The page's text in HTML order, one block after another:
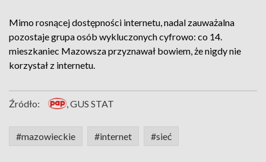
Mimo rosnącej dostępności internetu, nadal zauważalna
pozostaje grupa osób wykluczonych cyfrowo: co 14.
mieszkaniec Mazowsza przyznawał bowiem, że nigdy nie
korzystał z internetu.
Źródło: , GUS STAT
#mazowieckie #internet #sieć